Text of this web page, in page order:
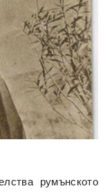
румънското